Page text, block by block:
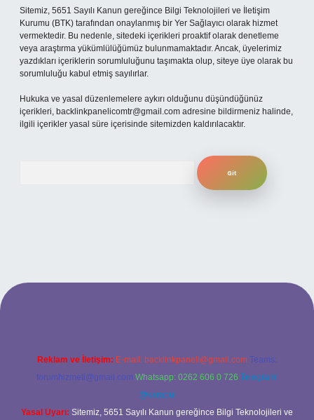
Sitemiz, 5651 Sayılı Kanun gereğince Bilgi Teknolojileri ve İletişim
Kurumu (BTK) tarafından onaylanmış bir Yer Sağlayıcı olarak hizmet
vermektedir. Bu nedenle, sitedeki içerikleri proaktif olarak denetleme
veya araştırma yükümlülüğümüz bulunmamaktadır. Ancak, üyelerimiz
yazdıkları içeriklerin sorumluluğunu taşımakta olup, siteye üye olarak bu
sorumluluğu kabul etmiş sayılırlar.
Hukuka ve yasal düzenlemelere aykırı olduğunu düşündüğünüz
içerikleri, backlinkpanelicomtr@gmail.com adresine bildirmeniz halinde,
ilgili içerikler yasal süre içerisinde sitemizden kaldırılacaktır.
betexper güncel giriş
Reklam ve İletişim: E-mail: backlinkpaneli@gmail.com Teams:
forumhizmeti@gmail.com Whatsapp: 0262 606 0 726 Telegram:
@karabul
Yasal Uyarı: Sitemiz, 5651 Sayılı Kanun gereğince Bilgi Teknolojileri ve